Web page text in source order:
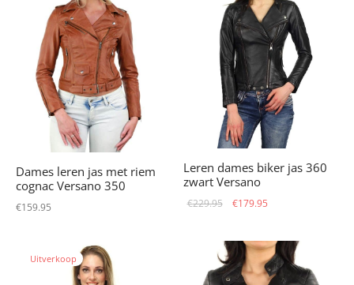
Dames leren jas met riem
cognac Versano 350
€159.95
Leren dames biker jas 360
zwart Versano
€229.95
Oorspronkelijke
€229.95.
€179.95
€179.95.
Uitverkoop